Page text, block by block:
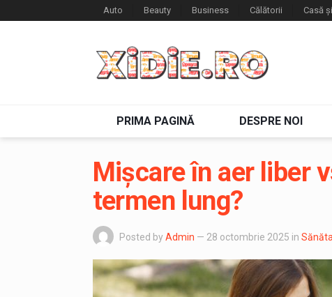
Auto Beauty Business Călătorii Casă
PRIMA PAGINĂ DESPRE NOI
Mișcare în aer liber
termen lung?
Posted by Admin — 28 octombrie 2025 in